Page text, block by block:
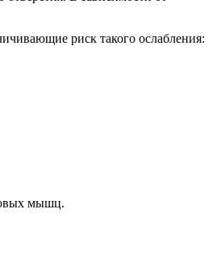
риск такого ослабления:
мышц.